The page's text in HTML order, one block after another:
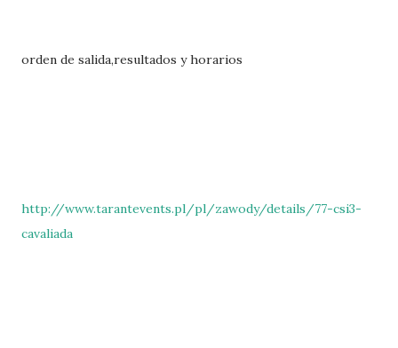
orden de salida,resultados y horarios
http://www.tarantevents.pl/pl/zawody/details/77-csi3-
cavaliada